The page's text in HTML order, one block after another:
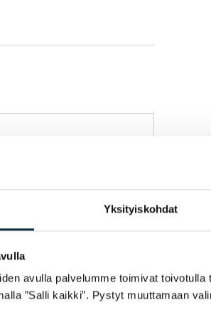
Yksityiskohdat
avulla palvelumme toimivat
”Salli kaikki”. Pystyt muuttamaan